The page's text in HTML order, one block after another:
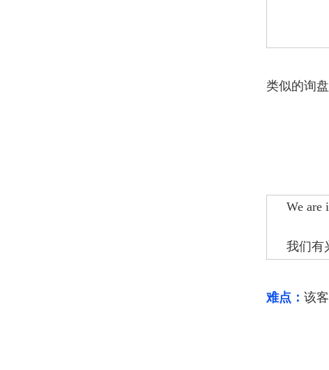
类似的询
We are
我们有
难点： 该